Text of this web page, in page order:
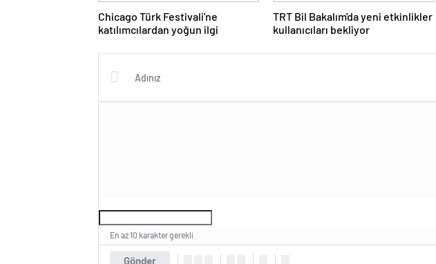
Chicago Türk Festivali'ne
katılımcılardan yoğun ilgi
TRT Bil Bakalım'da yeni etkinlikler
kullanıcıları bekliyor
Gönder
En az 10 karakter gerekli